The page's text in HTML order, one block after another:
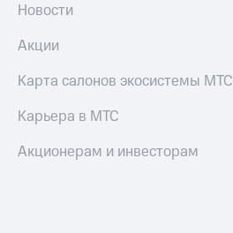
Новости
Акции
Карта салонов экосистемы МТС
Карьера в МТС
Акционерам и инвесторам